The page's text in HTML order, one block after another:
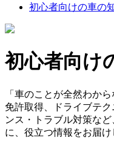
初心者向けの車の
初心者向け
「車のことが全然わか
免許取得、ドライブテ
ンス・トラブル対策な
に、役立つ情報をお届け